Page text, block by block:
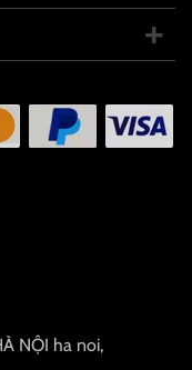
NỘI ha noi,